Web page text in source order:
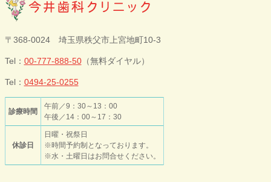
今井歯科クリニ
ック
〒368-0024 埼玉県秩父市上宮地町10-3
Tel： 00-777-888-50（無料ダイヤル）
Tel： 0494-25-0255
診療時間
午前／9：30～13：00
午後／14：00～17：30
休診日
日曜・祝祭日
※時間予約制となっております。
※水・土曜日はお問合せください。